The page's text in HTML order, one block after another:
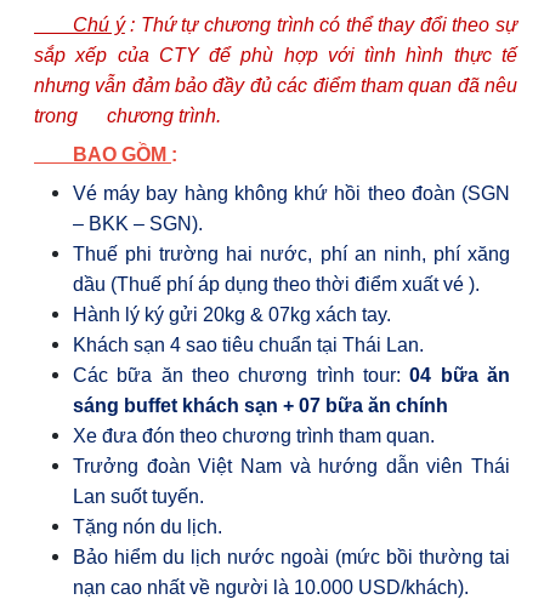
Chú ý: Thứ tự chương trình có thể thay đổi theo sự
sắp xếp của CTYđể phù hợp với tình hình thực tế
nhưng vẫn đảm bảo đầy đủ các điểm tham quan đã nêu
trong chương trình.
BAO GỒM :
Vé máy bay hàng không khứ hồi theo đoàn (SGN
– BKK – SGN).
Thuế phi trường hai nước, phí an ninh, phí xăng
dầu (Thuế phí áp dụng theo thời điểm xuất vé ).
Hành lý ký gửi 20kg & 07kg xách tay.
Khách sạn 4 sao tiêu chuẩn tại Thái Lan.
Các bữa ăn theo chương trình tour:04 bữa ăn
sáng buffet khách sạn + 07 bữa ăn chính
Xe đưa đón theo chương trình tham quan.
Trưởng đoàn Việt Nam và hướng dẫn viên Thái
Lan suốt tuyến.
Tặng nón du lịch.
Bảo hiểm du lịch nước ngoài (mức bồi thường tai
nạn cao nhất về người là 10.000 USD/khách).